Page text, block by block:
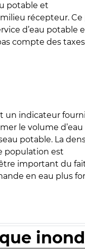
potable et
récepteur. Ce
d’eau potable
compte des
un indicateur
le volume d’eau
potable. La
population est
important du
en eau plus